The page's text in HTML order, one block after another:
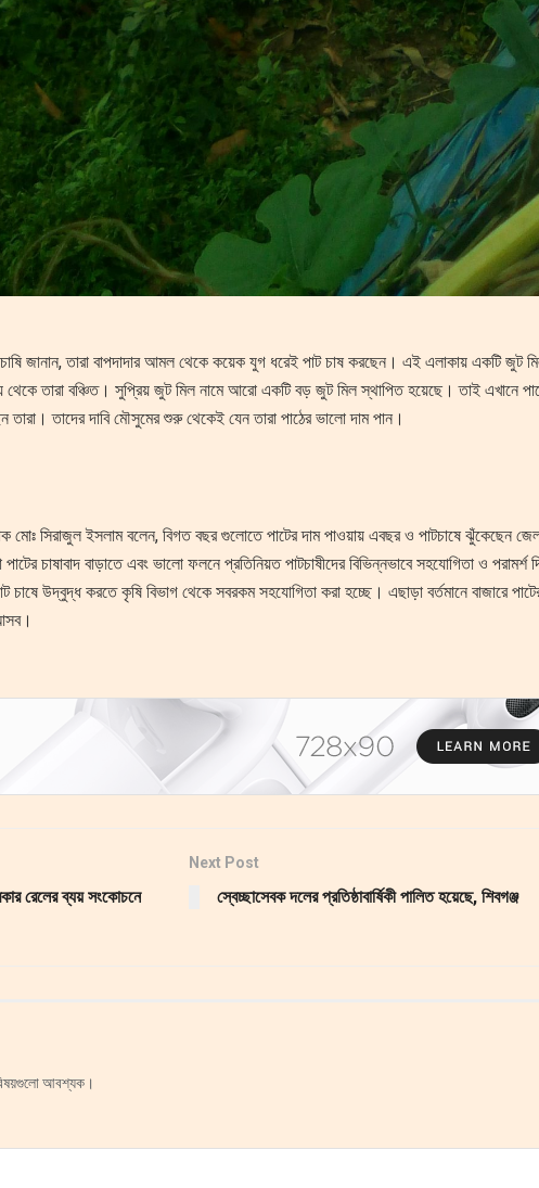
জানান, তারা বাপদাদার আমল থেকে কয়েক যুগ ধরেই পাট চাষ করছেন। এই এলাকায় একটি জুট
তারা বঞ্চিত। সুপ্রিয় জুট মিল নামে আরো একটি বড় জুট মিল স্থাপিত হয়েছে। তাই এখানে
তাদের দাবি মৌসুমের শুরু থেকেই যেন তারা পাঠের ভালো দাম পান।
সিরাজুল ইসলাম বলেন, বিগত বছর গুলোতে পাটের দাম পাওয়ায় এবছর ও পাটচাষে ঝুঁকেছেন
চাষাবাদ বাড়াতে এবং ভালো ফলনে প্রতিনিয়ত পাটচাষীদের বিভিন্নভাবে সহযোগিতা ও পরামর্শ
উদ্বুদ্ধ করতে কৃষি বিভাগ থেকে সবরকম সহযোগিতা করা হচ্ছে। এছাড়া বর্তমানে বাজারে
রেলের ব্যয় সংকোচনে
Next Post
স্বেচ্ছাসেবক দলের প্রতিষ্ঠাবার্ষিকী পালিত হয়েছে, শিবগঞ্জ
আবশ্যক।